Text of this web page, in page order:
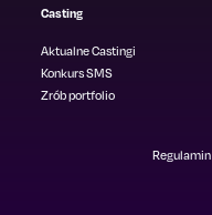
Casting
Aktualne Castingi
Konkurs SMS
Zrób portfolio
Regulamin